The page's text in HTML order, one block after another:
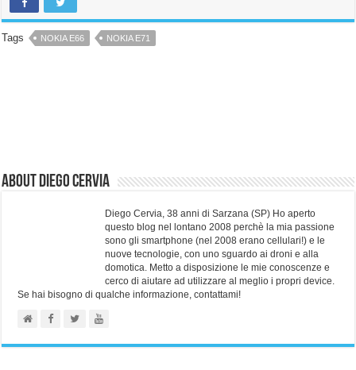
Tags NOKIA E66 NOKIA E71
About Diego Cervia
Diego Cervia, 38 anni di Sarzana (SP) Ho aperto
questo blog nel lontano 2008 perchè la mia passione
sono gli smartphone (nel 2008 erano cellulari!) e le
nuove tecnologie, con uno sguardo ai droni e alla
domotica. Metto a disposizione le mie conoscenze e
cerco di aiutare ad utilizzare al meglio i propri device.
Se hai bisogno di qualche informazione, contattami!